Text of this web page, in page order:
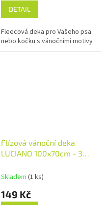
DETAIL
Fleecová deka pro Vašeho psa
nebo kočku s vánočními motivy
Flízová vánoční deka
LUCIANO 100x70cm - 3
Skladem (1 ks)
149 Kč